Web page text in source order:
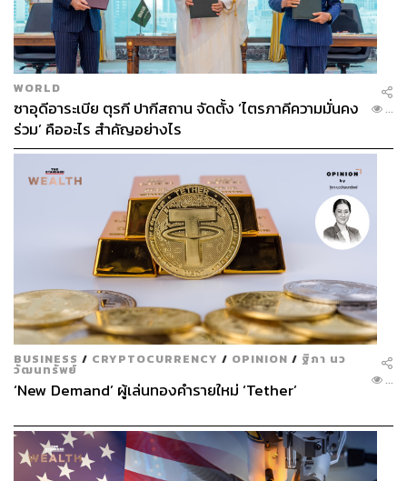
WORLD
ซาอุดีอาระเบีย ตุรกี ปากีสถาน จัดตั้ง ‘ไตรภาคีความมั่นคง
ร่วม’ คืออะไร สำคัญอย่างไร
...
BUSINESS / CRYPTOCURRENCY / OPINION / ฐิภา นว
วัฒนทรัพย์
‘New Demand’ ผู้เล่นทองคำรายใหม่ ‘Tether’ ...